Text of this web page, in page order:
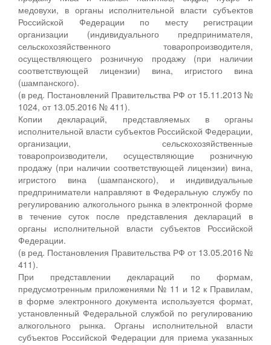
медовухи, в органы исполнительной власти субъектов
Российской Федерации по месту регистрации
организации (индивидуального предпринимателя,
сельскохозяйственного товаропроизводителя,
осуществляющего розничную продажу (при наличии
соответствующей лицензии) вина, игристого вина
(шампанского).
(в ред. Постановлений Правительства РФ от 15.11.2013 №
1024, от 13.05.2016 № 411).
Копии деклараций, представляемых в органы
исполнительной власти субъектов Российской Федерации,
организации, сельскохозяйственные
товаропроизводители, осуществляющие розничную
продажу (при наличии соответствующей лицензии) вина,
игристого вина (шампанского), и индивидуальные
предприниматели направляют в Федеральную службу по
регулированию алкогольного рынка в электронной форме
в течение суток после представления деклараций в
органы исполнительной власти субъектов Российской
Федерации.
(в ред. Постановления Правительства РФ от 13.05.2016 №
411).
При представлении деклараций по формам,
предусмотренным приложениями № 11 и 12 к Правилам,
в форме электронного документа используется формат,
установленный Федеральной службой по регулированию
алкогольного рынка. Органы исполнительной власти
субъектов Российской Федерации для приема указанных